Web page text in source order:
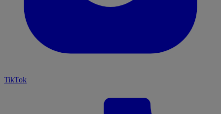
TikTok